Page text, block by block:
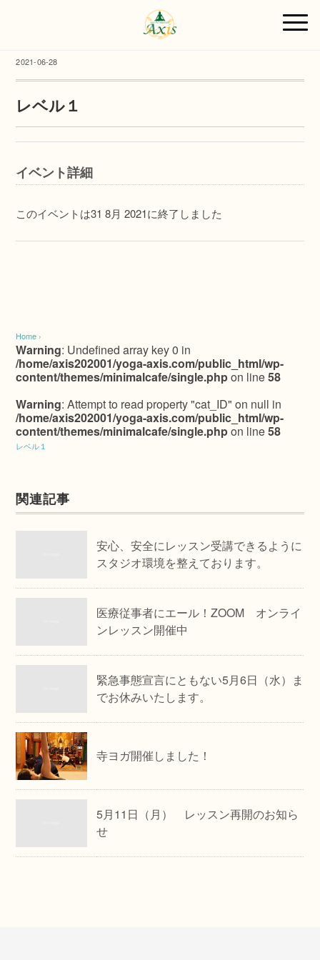
2021-06-28
レベル１
イベント詳細
このイベントは31 8月 2021に終了しました
Home ›
Warning: Undefined array key 0 in
/home/axis202001/yoga-axis.com/public_html/wp-
content/themes/minimalcafe/single.phpon line58
Warning: Attempt to read property "cat_ID" on null in
/home/axis202001/yoga-axis.com/public_html/wp-
content/themes/minimalcafe/single.phpon line58
レベル１
関連記事
安心、安全にレッスン受講できるように
スタジオ環境を整えております。
医療従事者にエール！ZOOM オンライ
ンレッスン開催中
緊急事態宣言にともない5月6日（水）ま
でお休みいたします。
寺ヨガ開催しました！
5月11日（月） レッスン再開のお知ら
せ